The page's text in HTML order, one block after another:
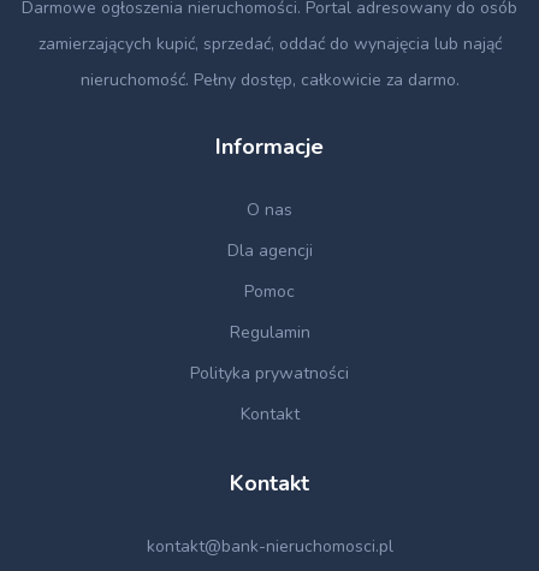
Darmowe ogłoszenia nieruchomości. Portal adresowany do osób
zamierzających kupić, sprzedać, oddać do wynajęcia lub nająć
nieruchomość. Pełny dostęp, całkowicie za darmo.
Informacje
O nas
Dla agencji
Pomoc
Regulamin
Polityka prywatności
Kontakt
Kontakt
kontakt@bank-nieruchomosci.pl